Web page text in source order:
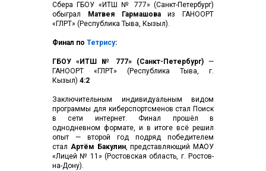
Сбера ГБОУ «ИТШ № 777» (Санкт-Петербург)
обыграл
Матвея Гармашоваиз ГАНООРТ
«ГЛРТ» (Республика Тыва, Кызыл).
Финал по Тетрису:
ГБОУ «ИТШ № 777» (Санкт-Петербург) —
ГАНООРТ «ГЛРТ» (Республика Тыва, г.
Кызыл) 4:2
Заключительным индивидуальным видом
программы для киберспортсменов стал Поиск
в сети интернет. Финал прошёл в
однодневном формате, и в итоге всё решил
опыт — второй год подряд победителем
стал Артём Бакулин, представляющий МАОУ
«Лицей № 11» (Ростовская область, г. Ростов-
на-Дону).